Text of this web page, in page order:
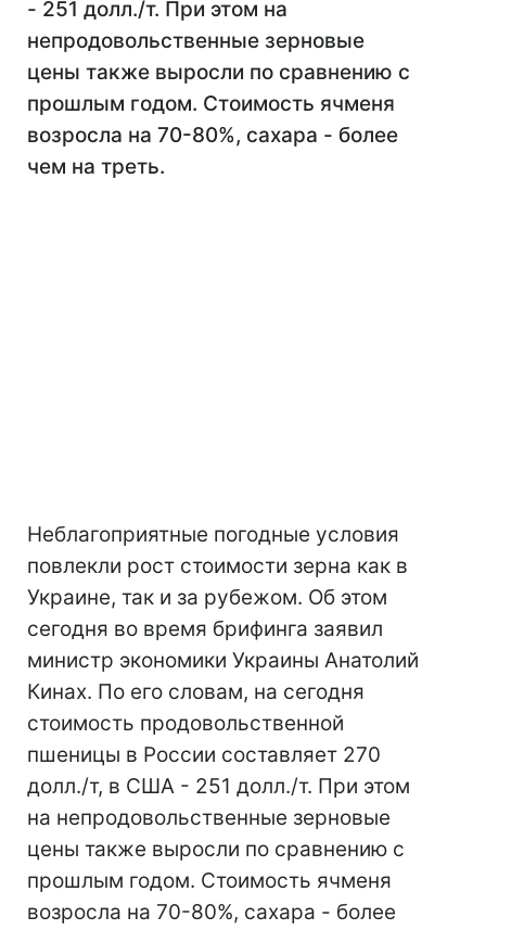
- 251 долл./т. При этом на
непродовольственные зерновые
цены также выросли по сравнению с
прошлым годом. Стоимость ячменя
возросла на 70-80%, сахара - более
чем на треть.
Неблагоприятные погодные условия
повлекли рост стоимости зерна как в
Украине, так и за рубежом. Об этом
сегодня во время брифинга заявил
министр экономики Украины Анатолий
Кинах. По его словам, на сегодня
стоимость продовольственной
пшеницы в России составляет 270
долл./т, в США - 251 долл./т. При этом
на непродовольственные зерновые
цены также выросли по сравнению с
прошлым годом. Стоимость ячменя
возросла на 70-80%, сахара - более